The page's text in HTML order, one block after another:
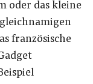
oder das kleine
französische